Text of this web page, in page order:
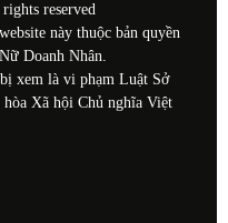
reserved
này thuộc bản quyền
Doanh Nhân.
xem là vi phạm Luật Sở
Xã hội Chủ nghĩa Việt